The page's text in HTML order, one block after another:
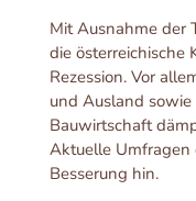
Mit Ausnahme der
die österreichische
Rezession. Vor
und Ausland
Bauwirtschaft
Aktuelle Umfragen
Besserung hin.